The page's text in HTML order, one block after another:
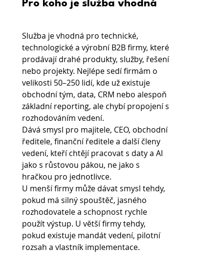
Pro koho je služba vhodná
Služba je vhodná pro technické,
technologické a výrobní B2B firmy, které
prodávají drahé produkty, služby, řešení
nebo projekty. Nejlépe sedí firmám o
velikosti 50–250 lidí, kde už existuje
obchodní tým, data, CRM nebo alespoň
základní reporting, ale chybí propojení s
rozhodováním vedení.
Dává smysl pro majitele, CEO, obchodní
ředitele, finanční ředitele a další členy
vedení, kteří chtějí pracovat s daty a AI
jako s růstovou pákou, ne jako s
hračkou pro jednotlivce.
U menší firmy může dávat smysl tehdy,
pokud má silný spouštěč, jasného
rozhodovatele a schopnost rychle
použít výstup. U větší firmy tehdy,
pokud existuje mandát vedení, pilotní
rozsah a vlastník implementace.